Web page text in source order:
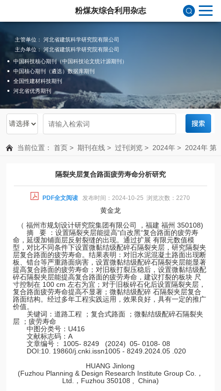
粉煤灰综合利用杂志
主管单位： 河北省建筑科学研究院有限公司
主办单位： 河北省建筑科学研究院有限公司
中国科技核心期刊（中国科技论文统计源期刊）
中国核心期刊（遴选）数据库期刊
全国性建材科技期刊
河北省优秀期刊
当前位置： 首页 > 期刊在线 > 过刊浏览 > 2024年 > 2024年 第
隔裂夹层复合路面疲劳寿命分析研究
PDF全文阅读 发布时间：2024-10-25 浏览次数：2270
黄金龙
（ 福州市规划设计研究院集团有限公司 ，福建 福州 350108)
摘 要 ：设置隔裂夹层能提高“白改黑“复合路面的疲劳寿
命，延缓加铺面层反射裂缝的出现。通过扩展 有限元数值模
型，对比不同条件下设置微黏结级配碎石隔裂夹层，研究隔裂夹
层复合路面的疲劳寿命。结果表明：对旧水泥混凝土路面出现断
板、错台等严重路面病害，设置微黏结级配碎石隔裂夹层能显著
提高复合路面的疲劳寿命；对旧板打裂压稳后，设置微黏结级配
碎石隔裂夹层能提高复合路面的疲劳寿命，建议打裂的板块 尺
寸控制在 100 cm 左右为宜；对于旧板碎石化后设置隔裂夹层，
复合路面疲劳寿命提高不显著；微黏结级配碎 石隔裂夹层复合
路面结构。经过多年工程实践运用，效果良好，具有一定的推广
价值。
关键词：道路工程 ；复合式路面 ；微黏结级配碎石隔裂夹
层 ；疲劳寿命
中图分类号：U416
文献标志码：A
文章编号： 1005- 8249 (2024) 05- 0108- 08
DOI:10. 19860/j.cnki.issn1005 - 8249.2024.05 .020
HUANG Jinlong
(Fuzhou Planning & Design Research Institute Group Co.，
Ltd.，Fuzhou 350108 , China)